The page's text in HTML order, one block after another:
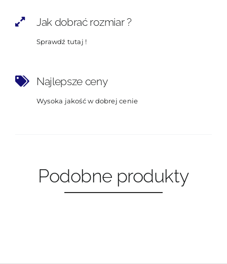
Jak dobrać rozmiar ?
Sprawdź tutaj !
Najlepsze ceny
Wysoka jakość w dobrej cenie
Podobne produkty